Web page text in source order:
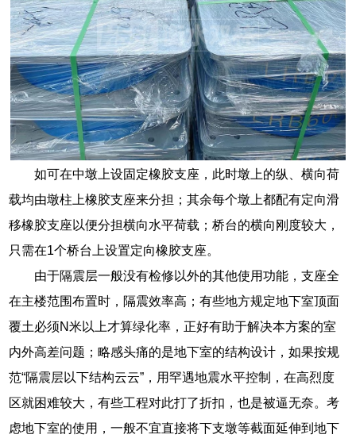
如可在中墩上设固定橡胶支座，此时墩上的纵、横向荷
载均由墩柱上橡胶支座来分担；其余每个墩上都配有定向滑
移橡胶支座以便分担横向水平荷载；桥台的横向刚度较大，
只需在1个桥台上设置定向橡胶支座。
由于隔震层一般没有检修以外的其他使用功能，支座全
在主楼范围布置时，隔震效率高；有些地方规定地下室顶面
覆土必须N米以上才算绿化率，正好有助于解决本方案的室
内外高差问题；略感头痛的是地下室的结构设计，如果按规
范“隔震层以下结构云云”，用罕遇地震水平控制，在高烈度
区就困难较大，有些工程对此打了折扣，也是被逼无奈。考
虑地下室的使用，一般不宜直接将下支墩等截面延伸到地下